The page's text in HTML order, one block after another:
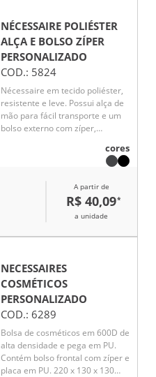
excelente opção de brinde
corporativo com ótima área para
personalização.
NÉCESSAIRE POLIÉSTER
ALÇA E BOLSO ZÍPER
PERSONALIZADO
COD.: 5824
Nécessaire em tecido poliéster,
resistente e leve. Possui alça de
mão para fácil transporte e um
bolso externo com zíper,
para organizar pequenos itens.
Ideal para o uso diário ou em
cores
A partir de
R$ 40,09*
a unidade
NECESSAIRES
COSMÉTICOS
PERSONALIZADO
COD.: 6289
Bolsa de cosméticos em 600D de
alta densidade e pega em PU.
Contém bolso frontal com zíper e
placa em PU. 220 x 130 x 130